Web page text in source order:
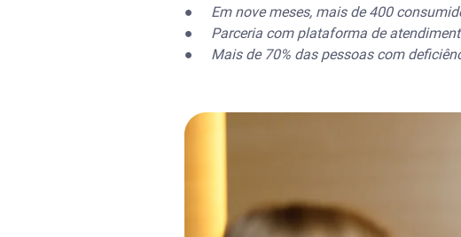
● Em nove meses, mais de 400
● Parceria com plataforma de
● Mais de 70% das pessoas com